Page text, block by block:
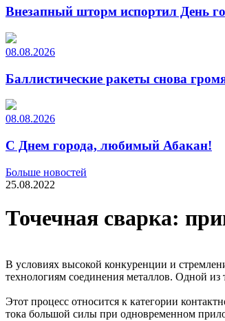
Внезапный шторм испортил День
08.08.2026
Баллистические ракеты снова
08.08.2026
С Днем города, любимый Абакан!
Больше новостей
25.08.2022
Точечная сварка:
В условиях высокой конкуренции и
технологиям соединения металлов. Одной из
Этот процесс относится к категории
тока большой силы при одновременном